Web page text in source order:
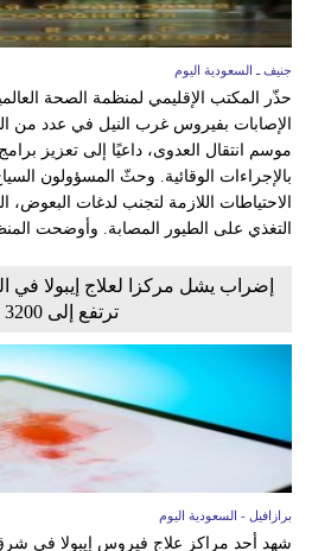
جنيف ـ السعودية اليوم
حذّر المكتب الإقليمي لمنظمة الصحة
الإصابات بفيروس غرب النيل في عدد من
موسم انتقال العدوى، داعيًا إلى تعزيز
بالإجراءات الوقائية. وحثّ المسؤولون
الاحتياطات اللازمة لتجنب لدغات
التغذي على الطيور المصابة. وأوضحت
إضراب يشل مركزا لعلاج إيبولا في
ترتفع إلى 3200 حالة
برازافيل - السعودية اليوم
شهد أحد مراكز علاج فيروس إيبولا في